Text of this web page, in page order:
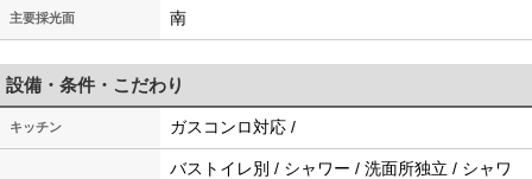
主要採光面 南
設備・条件・こだわり
キッチン ガスコンロ対応 /
バストイレ別 / シャワー / 洗面所独立 / シャワ